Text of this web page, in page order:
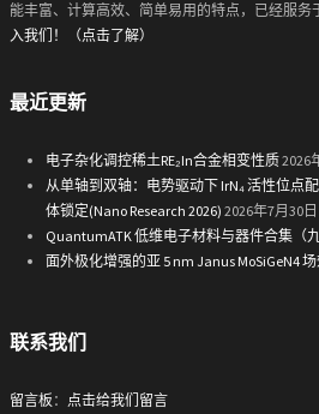
能丰富、计算高效、简单易用的特点，已经服务
入我们！（点击了解）
最近更新
电子杂化调控稀土RE₂In合金相变性质2026
从单轴到双轴：电势驱动下 IrN₄ 活性位点
体锁定(Nano Research 2026) 2026年7月30日
QuantumATK 低维电子材料与器件合集（九
面外极化增强的亚 5 nm Janus MoSiGeN4
联系我们
留言板 ： 点击给我们留言